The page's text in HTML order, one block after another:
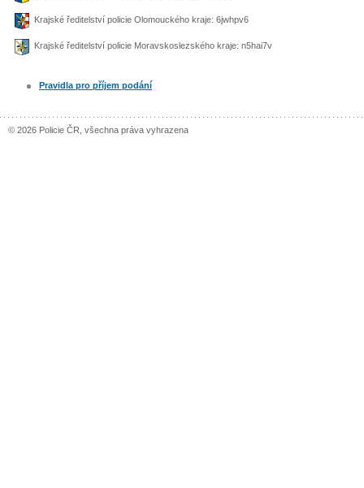
Krajské ředitelství policie Olomouckého kraje: 6jwhpv6
Krajské ředitelství policie Moravskoslezského kraje: n5hai7v
Pravidla pro příjem podání
© 2026 Policie ČR, všechna práva vyhrazena